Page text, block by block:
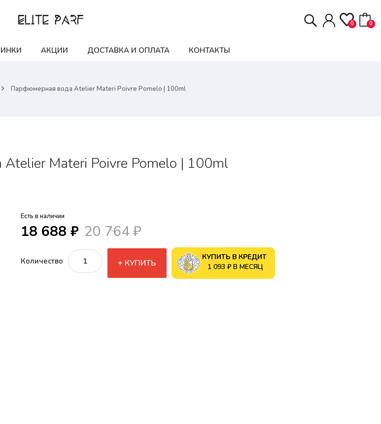
0 0
АКЦИИ ДОСТАВКА И ОПЛАТА КОНТАКТЫ
Парфюмерная вода Atelier Materi Poivre Pomelo | 100ml
Materi Poivre Pomelo | 100ml
Есть в наличии
18 688 ₽ 20 764 ₽
Количество КУПИТЬ
КУПИТЬ В КРЕДИТ
1 093 ₽ В МЕСЯЦ